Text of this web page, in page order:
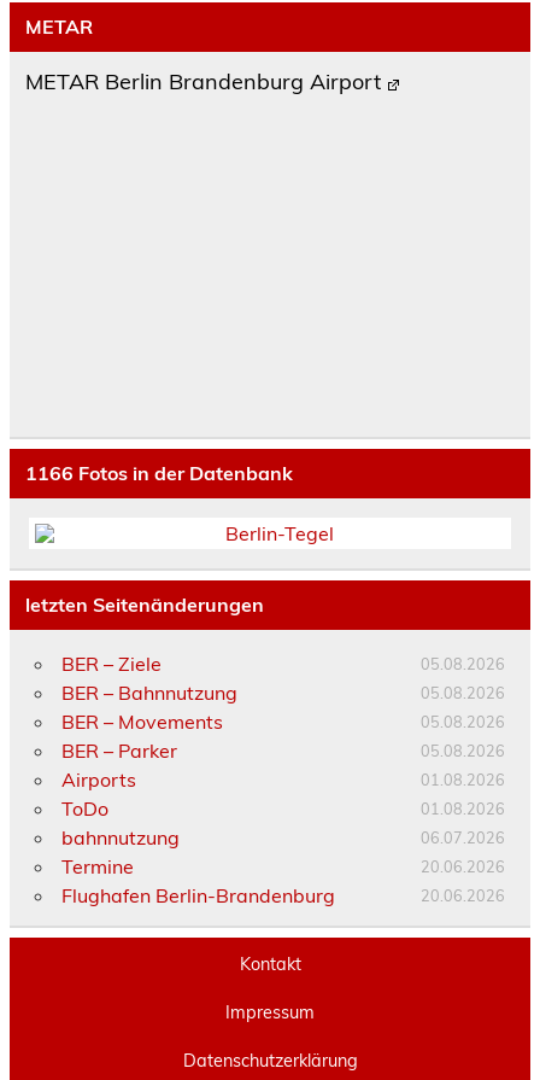
METAR
METAR Berlin Brandenburg Airport
1166 Fotos in der Datenbank
letzten Seitenänderungen
BER – Ziele 05.08.2026
BER – Bahnnutzung 05.08.2026
BER – Movements 05.08.2026
BER – Parker 05.08.2026
Airports 01.08.2026
ToDo 01.08.2026
bahnnutzung 06.07.2026
Termine 20.06.2026
Flughafen Berlin-Brandenburg 20.06.2026
Kontakt
Impressum
Datenschutzerklärung